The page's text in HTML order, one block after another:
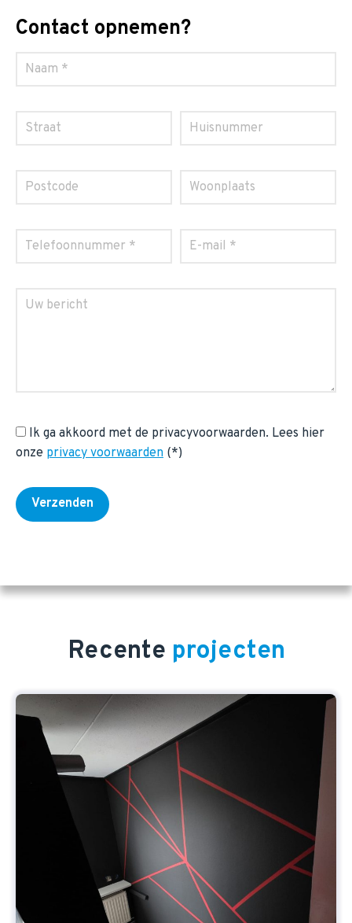
Contact opnemen?
Ik ga akkoord met de privacyvoorwaarden. Lees hier
onze privacy voorwaarden (*)
Recente projecten